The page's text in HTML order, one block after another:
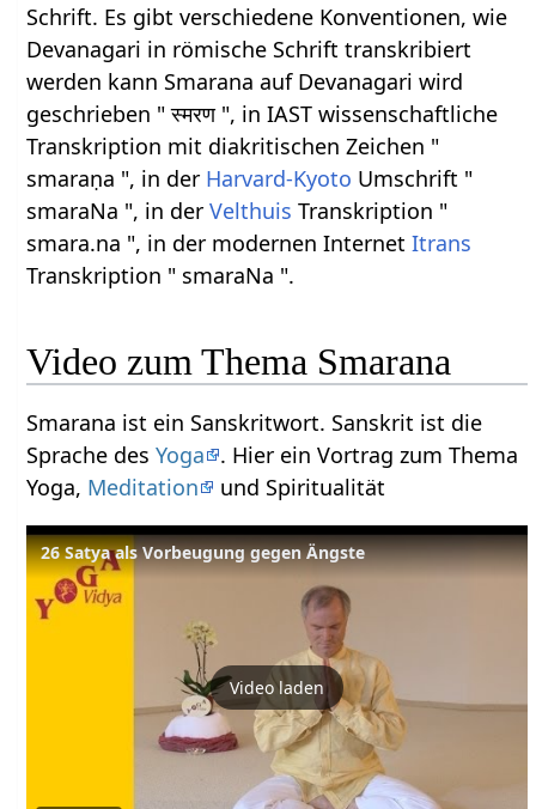
Schrift. Es gibt verschiedene Konventionen, wie
Devanagari in römische Schrift transkribiert
werden kann Smarana auf Devanagari wird
geschrieben " स्मरण ", in IAST wissenschaftliche
Transkription mit diakritischen Zeichen "
smaraṇa ", in der Harvard-Kyoto Umschrift "
smaraNa ", in derVelthuis Transkription "
smara.na ", in der modernen InternetItrans
Transkription " smaraNa ".
Video zum Thema Smarana
Smarana ist ein Sanskritwort. Sanskrit ist die
Sprache desYoga
. Hier ein Vortrag zum Thema
Yoga, Meditation und Spiritualität
26 Satya als Vorbeugung gegen Ängste
Video laden